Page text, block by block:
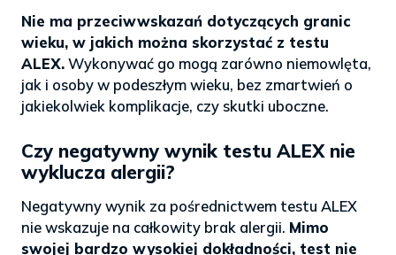
Nie ma przeciwwskazań dotyczących granic
wieku, w jakich można skorzystać z testu
ALEX.Wykonywać go mogą zarówno niemowlęta,
jak i osoby w podeszłym wieku, bez zmartwień o
jakiekolwiek komplikacje, czy skutki uboczne.
Czy negatywny wynik testu ALEX nie
wyklucza alergii?
Negatywny wynik za pośrednictwem testu ALEX
nie wskazuje na całkowity brak alergii. Mimo
swojej bardzo wysokiej dokładności, test nie